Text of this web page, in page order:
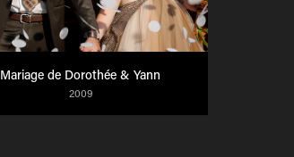
Mariage de Dorothée & Yann
2009